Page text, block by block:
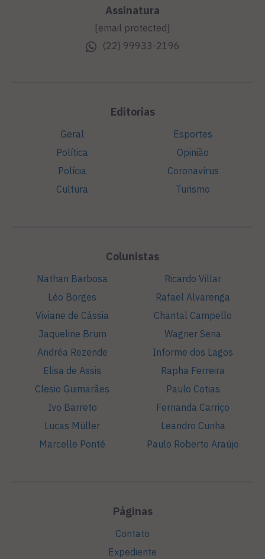
Assinatura
[email protected]
(22) 99933-2196
Editorias
Geral
Política
Polícia
Cultura
Esportes
Opinião
Coronavírus
Turismo
Colunistas
Nathan Barbosa
Léo Borges
Viviane de Cássia
Jaqueline Brum
Andréa Rezende
Elisa de Assis
Clesio Guimarães
Ivo Barreto
Lucas Müller
Marcelle Ponté
Ricardo Villar
Rafael Alvarenga
Chantal Campello
Wagner Sena
Informe dos Lagos
Rapha Ferreira
Paulo Cotias
Fernanda Carriço
Leandro Cunha
Paulo Roberto Araújo
Páginas
Contato
Expediente